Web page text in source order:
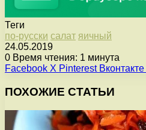
Теги
по-русски салат яичный
24.05.2019
0 Время чтения: 1 минута
Facebook X Pinterest Вконтакте
ПОХОЖИЕ СТАТЬИ